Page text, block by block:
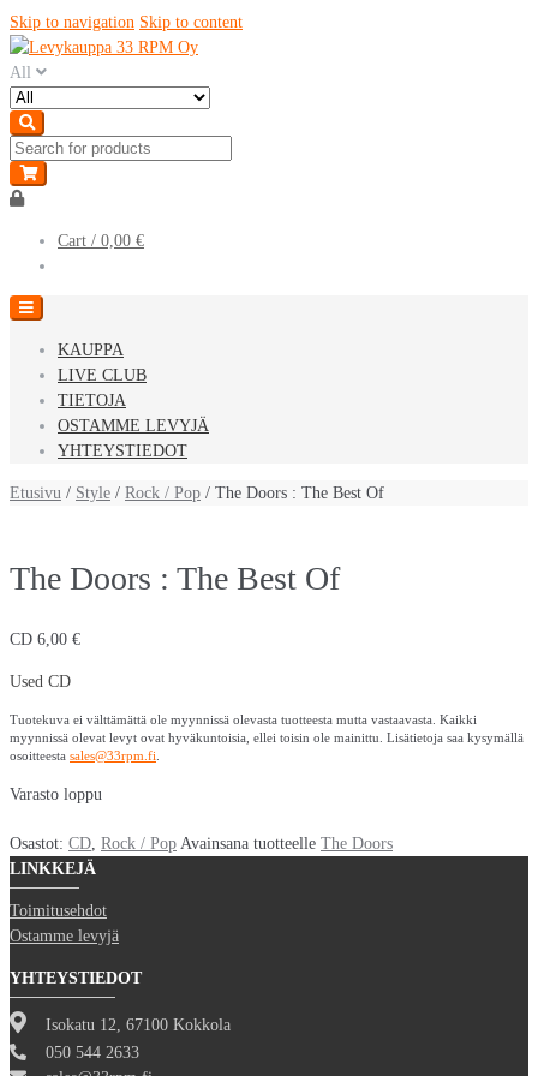
Skip to navigation Skip to content
All
Cart / 0,00 €
KAUPPA
LIVE CLUB
TIETOJA
OSTAMME LEVYJÄ
YHTEYSTIEDOT
Etusivu / Style / Rock / Pop / The Doors : The Best Of
The Doors : The Best Of
CD 6,00 €
Used CD
Tuotekuva ei välttämättä ole myynnissä olevasta tuotteesta mutta vastaavasta. Kaikki
myynnissä olevat levyt ovat hyväkuntoisia, ellei toisin ole mainittu. Lisätietoja saa kysymällä
osoitteesta sales@33rpm.fi
Varasto loppu
Osastot: CD Rock / Pop Avainsana tuotteelle The Doors
LINKKEJÄ
Toimitusehdot
Ostamme levyjä
YHTEYSTIEDOT
Isokatu 12, 67100 Kokkola
050 544 2633